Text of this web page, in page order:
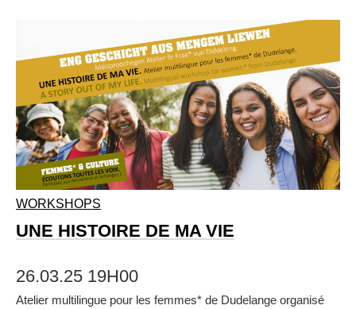
WORKSHOPS
UNE HISTOIRE DE MA VIE
26.03.25 19H00
Atelier multilingue pour les femmes* de Dudelange organisé